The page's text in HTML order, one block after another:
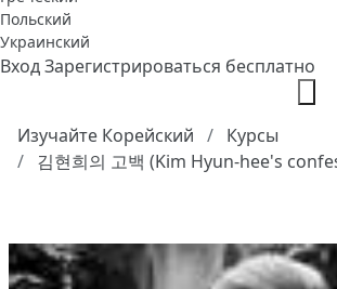
Польский
Украинский
ВходЗарегистрироваться бесплатно
Изучайте Корейский
Курсы
김현희의 고백 (Kim Hyun-hee's